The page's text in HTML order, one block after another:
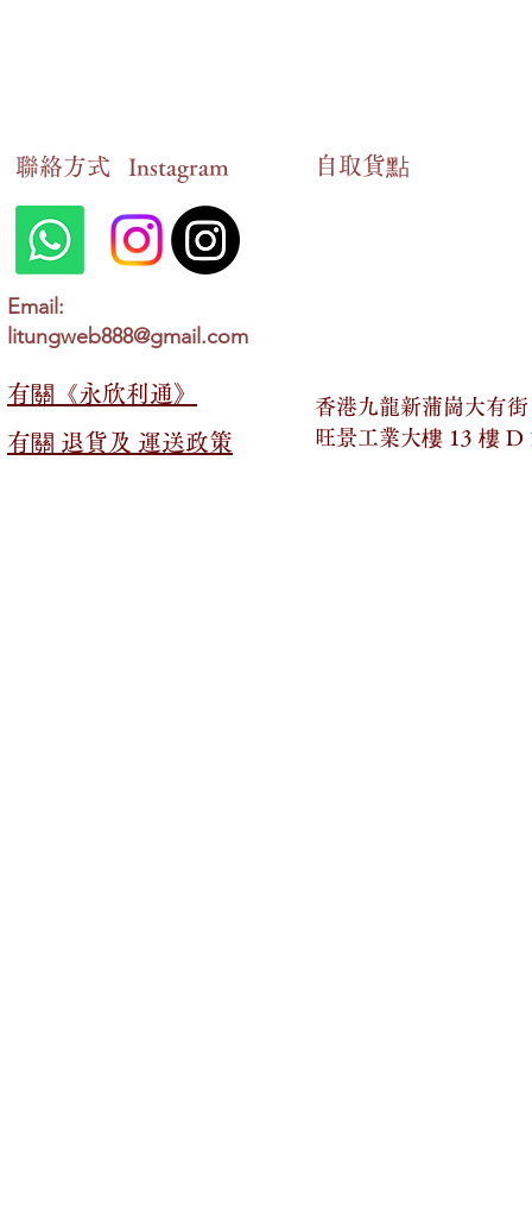
​聯絡方式 Instagram
Email:
litungweb888@gmail.com
有關​​《永欣利通》
有關​​ 退貨及 運送政策
自​取貨點
香港九龍新蒲崗大有
旺景工業大樓 13 樓 D